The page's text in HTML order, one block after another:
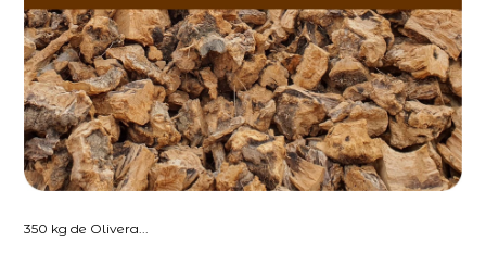
350 kg de Olivera...